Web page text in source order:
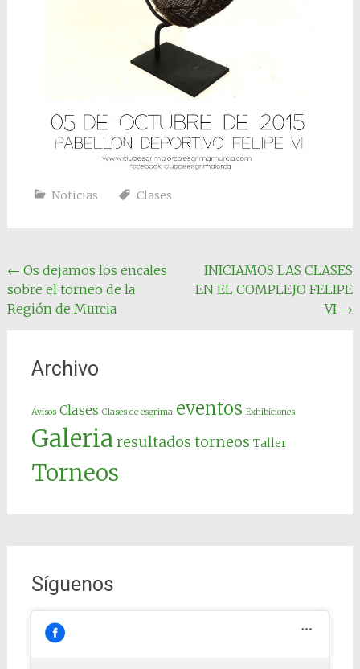
Noticias Clases
Navegación
de
entradas
← Os dejamos los encales
sobre el torneo de la
Región de Murcia
INICIAMOS LAS CLASES
EN EL COMPLEJO FELIPE
VI →
Archivo
Avisos Clases Clases de esgrima eventos Exhibiciones
Galeriaresultados torneos Taller
Torneos
Síguenos